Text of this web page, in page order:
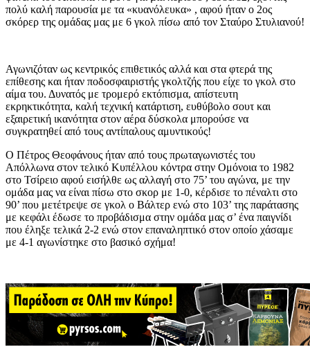
πολύ καλή παρουσία με τα «κυανόλευκα» , αφού ήταν ο 2ος
σκόρερ της ομάδας μας με 6 γκολ πίσω από τον Σταύρο Στυλιανού!
Αγωνιζόταν ως κεντρικός επιθετικός αλλά και στα φτερά της
επίθεσης και ήταν ποδοσφαιριστής γκολτζής που είχε το γκολ στο
αίμα του. Δυνατός με τρομερό εκτόπισμα, απίστευτη
εκρηκτικότητα, καλή τεχνική κατάρτιση, ευθύβολο σουτ και
εξαιρετική ικανότητα στον αέρα δύσκολα μπορούσε να
συγκρατηθεί από τους αντίπαλους αμυντικούς!
Ο Πέτρος Θεοφάνους ήταν από τους πρωταγωνιστές του
Απόλλωνα στον τελικό Κυπέλλου κόντρα στην Ομόνοια το 1982
στο Τσίρειο αφού εισήλθε ως αλλαγή στο 75’ του αγώνα, με την
ομάδα μας να είναι πίσω στο σκορ με 1-0, κέρδισε το πέναλτι στο
90’ που μετέτρεψε σε γκολ ο Βάλτερ ενώ στο 103’ της παράτασης
με κεφάλι έδωσε το προβάδισμα στην ομάδα μας σ’ ένα παιγνίδι
που έληξε τελικά 2-2 ενώ στον επαναληπτικό στον οποίο χάσαμε
με 4-1 αγωνίστηκε στο βασικό σχήμα!